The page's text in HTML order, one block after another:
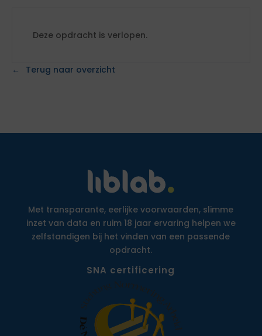
Deze opdracht is verlopen.
Terug naar overzicht
Met transparante, eerlijke voorwaarden, slimme
inzet van data en ruim 18 jaar ervaring helpen we
zelfstandigen bij het vinden van een passende
opdracht.
SNA certificering